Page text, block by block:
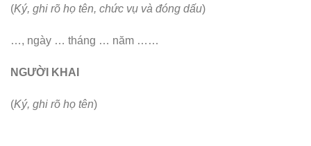
(Ký, ghi rõ họ tên, chức vụ và đóng dấu)
…, ngày … tháng … năm ……
NGƯỜI KHAI
(Ký, ghi rõ họ tên)